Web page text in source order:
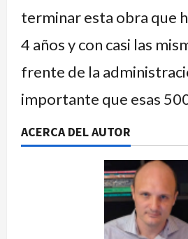
terminar esta obra que
4 años y con casi las
frente de la
importante que esas
ACERCA DEL AUTOR